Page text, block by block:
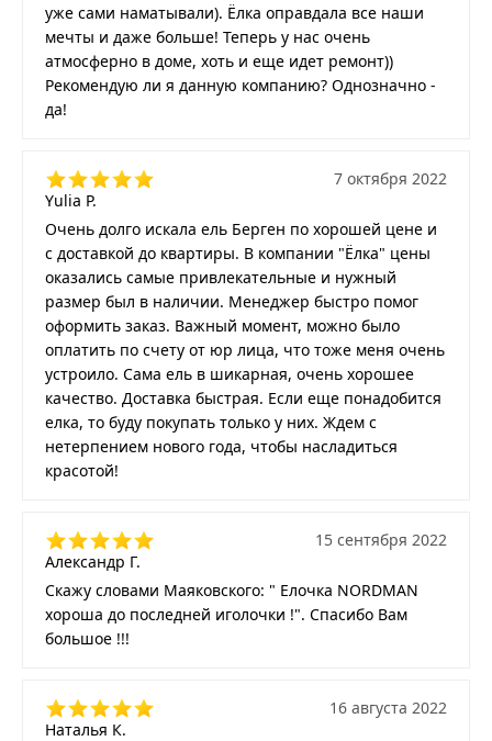
уже сами наматывали). Ёлка оправдала все наши
мечты и даже больше! Теперь у нас очень
атмосферно в доме, хоть и еще идет ремонт))
Рекомендую ли я данную компанию? Однозначно -
да!
Yulia P.
7 октября 2022
Очень долго искала ель Берген по хорошей цене и
с доставкой до квартиры. В компании "Ёлка" цены
оказались самые привлекательные и нужный
размер был в наличии. Менеджер быстро помог
оформить заказ. Важный момент, можно было
оплатить по счету от юр лица, что тоже меня очень
устроило. Сама ель в шикарная, очень хорошее
качество. Доставка быстрая. Если еще понадобится
елка, то буду покупать только у них. Ждем с
нетерпением нового года, чтобы насладиться
красотой!
Александр Г.
15 сентября 2022
Скажу словами Маяковского: " Елочка NORDMAN
хороша до последней иголочки !". Спасибо Вам
большое !!!
Наталья К.
16 августа 2022